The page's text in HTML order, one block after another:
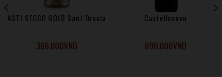
ASTI SECCO GOLD Sant’Orsola
388.000VND
Castellanovo
890.000VND